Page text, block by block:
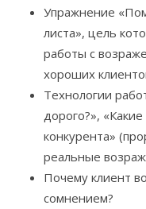
Упражнение
листа», цель
работы с
хороших
Технологии
дорого?»,
конкурента»
реальные
Почему клиент
сомнением?